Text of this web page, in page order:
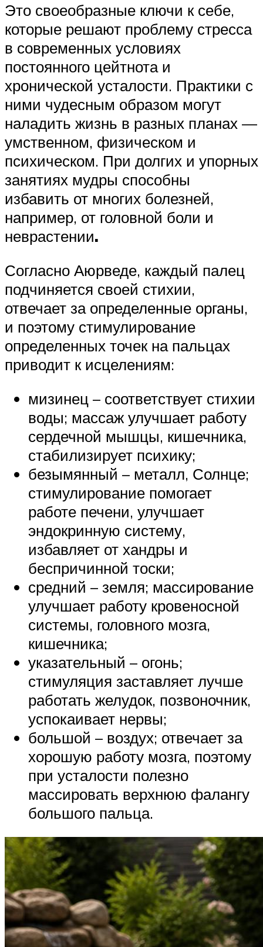
Это своеобразные ключи к себе,
которые решают проблему стресса
в современных условиях
постоянного цейтнота и
хронической усталости. Практики с
ними чудесным образом могут
наладить жизнь в разных планах —
умственном, физическом и
психическом. При долгих и упорных
занятиях мудры способны
избавить от многих болезней,
например, от головной боли и
неврастении.
Согласно Аюрведе, каждый палец
подчиняется своей стихии,
отвечает за определенные органы,
и поэтому стимулирование
определенных точек на пальцах
приводит к исцелениям:
мизинец – соответствует стихии
воды; массаж улучшает работу
сердечной мышцы, кишечника,
стабилизирует психику;
безымянный – металл, Солнце;
стимулирование помогает
работе печени, улучшает
эндокринную систему,
избавляет от хандры и
беспричинной тоски;
средний – земля; массирование
улучшает работу кровеносной
системы, головного мозга,
кишечника;
указательный – огонь;
стимуляция заставляет лучше
работать желудок, позвоночник,
успокаивает нервы;
большой – воздух; отвечает за
хорошую работу мозга, поэтому
при усталости полезно
массировать верхнюю фалангу
большого пальца.